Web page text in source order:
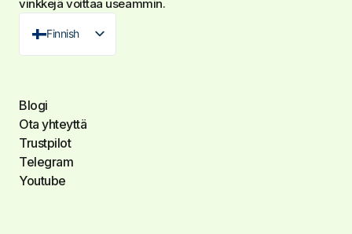
vinkkejä voittaa useammin.
Finnish
Blogi
Ota yhteyttä
Trustpilot
Telegram
Youtube